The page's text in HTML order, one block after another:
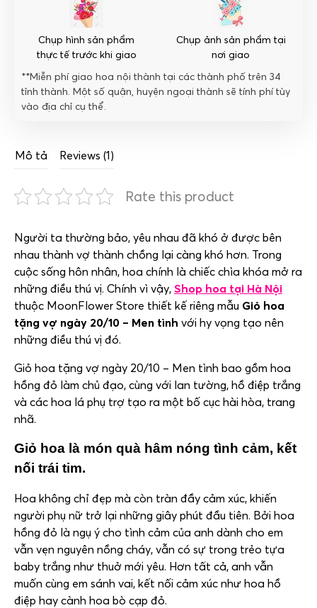
Chụp hình sản phẩm
thực tế trước khi giao
Chụp ảnh sản phẩm tại
nơi giao
**Miễn phí giao hoa nội thành tại các thành phố trên 34
tỉnh thành. Một số quận, huyện ngoại thành sẽ tính phí tùy
vào địa chỉ cụ thể.
Mô tả Reviews (1)
Rate this product
Người ta thường bảo, yêu nhau đã khó ở được bên
nhau thành vợ thành chồng lại càng khó hơn. Trong
cuộc sống hôn nhân, hoa chính là chiếc chìa khóa mở ra
những điều thú vị. Chính vì vậy, Shop hoa tại Hà Nội
thuộc MoonFlower Store thiết kế riêng mẫu Giỏ hoa
tặng vợ ngày 20/10 – Men tình với hy vọng tạo nên
những điều thú vị đó.
Giỏ hoa tặng vợ ngày 20/10 – Men tình bao gồm hoa
hồng đỏ làm chủ đạo, cùng với lan tường, hồ điệp trắng
và các hoa lá phụ trợ tạo ra một bố cục hài hòa, trang
nhã.
Giỏ hoa là món quà hâm nóng tình cảm, kết
nối trái tim.
Hoa không chỉ đẹp mà còn tràn đầy cảm xúc, khiến
người phụ nữ trở lại những giây phút đầu tiên. Bởi hoa
hồng đỏ là ngụ ý cho tình cảm của anh dành cho em
vẫn vẹn nguyên nồng cháy, vẫn có sự trong trẻo tựa
baby trắng như thuở mới yêu. Hơn tất cả, anh vẫn
muốn cùng em sánh vai, kết nối cảm xúc như hoa hồ
điệp hay cành hoa bò cạp đỏ.